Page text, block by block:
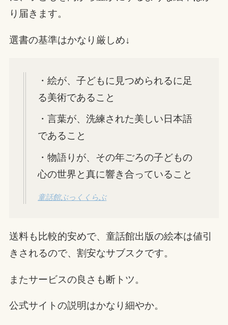
り届きます。
選書の基準はかなり厳しめ↓
・絵が、子どもに見つめられるに足
る美術であること
・言葉が、洗練された美しい日本語
であること
・物語りが、その年ごろの子どもの
心の世界と真に響き合っていること
童話館ぶっくくらぶ
送料も比較的安めで、童話館出版の絵本は値引
きされるので、割安なサブスクです。
またサービスの良さも断トツ。
公式サイトの説明はかなり細やか。